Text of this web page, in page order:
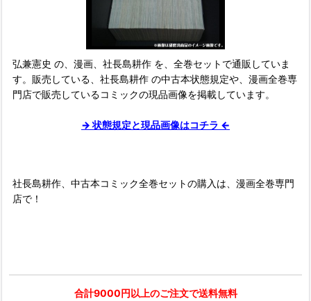
弘兼憲史 の、漫画、社長島耕作 を、全巻セットで通販していま
す。販売している、社長島耕作 の中古本状態規定や、漫画全巻専
門店で販売しているコミックの現品画像を掲載しています。
→ 状態規定と現品画像はコチラ ←
社長島耕作、中古本コミック全巻セットの購入は、漫画全巻専門
店で！
合計9000円以上のご注文で送料無料